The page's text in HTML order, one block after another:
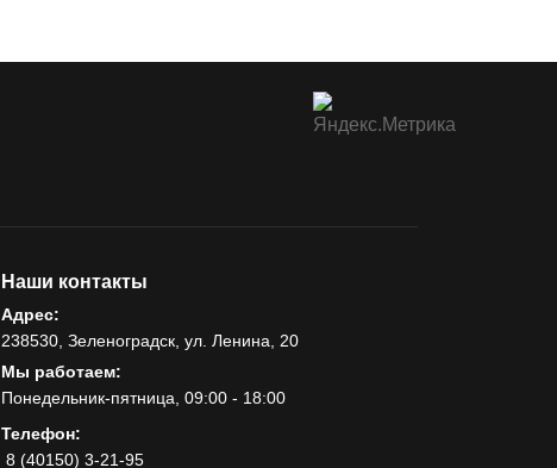
Наши контакты
Адрес:
238530, Зеленоградск, ул. Ленина, 20
Мы работаем:
Понедельник-пятница, 09:00 - 18:00
Телефон:
8 (40150) 3-21-95